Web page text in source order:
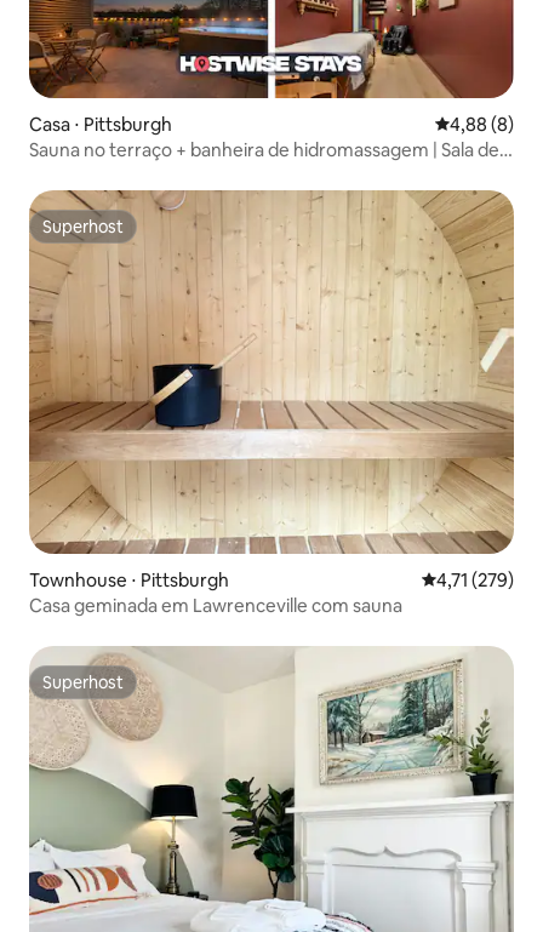
Casa ⋅ Pittsburgh 4,88 de uma
4,88 (8)
Sauna no terraço + banheira de hidromassagem | Sala de
Superhost
Superhost
Townhouse ⋅ Pittsburgh 4,71 de uma
4,71 (279)
Casa geminada em Lawrenceville com sauna
Superhost
Superhost